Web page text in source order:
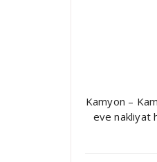
Kamyon –
eve nakliyat